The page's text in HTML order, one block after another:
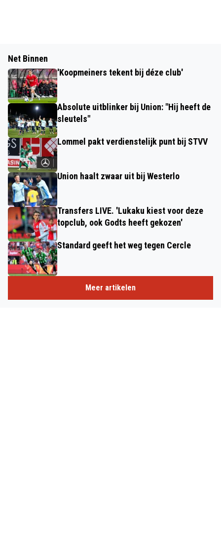
Net Binnen
'Koopmeiners tekent bij déze club'
Absolute uitblinker bij Union: "Hij heeft de
sleutels"
Lommel pakt verdienstelijk punt bij STVV
Union haalt zwaar uit bij Westerlo
Transfers LIVE. 'Lukaku kiest voor deze
topclub, ook Godts heeft gekozen'
Standard geeft het weg tegen Cercle
Meer artikelen